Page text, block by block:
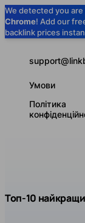
We detected you are
Chrome! Add our
backlink prices
Умови
Політика
Блог
Digital PR
Топ-10